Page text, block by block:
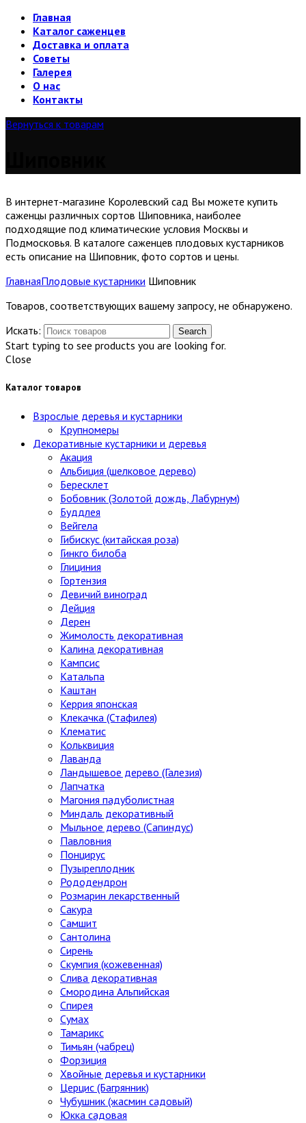
Главная
Каталог саженцев
Доставка и оплата
Советы
Галерея
О нас
Контакты
Вернуться к товарам
В интернет-магазине Королевский сад Вы можете купить
саженцы различных сортов Шиповника, наиболее
подходящие под климатические условия Москвы и
Подмосковья. В каталоге саженцев плодовых кустарников
есть описание на Шиповник, фото сортов и цены.
ГлавнаяПлодовые кустарники Шиповник
Товаров, соответствующих вашему запросу, не обнаружено.
Искать:
Search
Start typing to see products you are looking for.
Close
Каталог товаров
Взрослые деревья и кустарники
Крупномеры
Декоративные кустарники и деревья
Акация
Альбиция (шелковое дерево)
Бересклет
Бобовник (Золотой дождь, Лабурнум)
Буддлея
Вейгела
Гибискус (китайская роза)
Гинкго билоба
Глициния
Гортензия
Девичий виноград
Дейция
Дерен
Жимолость декоративная
Калина декоративная
Кампсис
Катальпа
Каштан
Керрия японская
Клекачка (Стафилея)
Клематис
Кольквиция
Лаванда
Ландышевое дерево (Галезия)
Лапчатка
Магония падуболистная
Миндаль декоративный
Мыльное дерево (Сапиндус)
Павловния
Понцирус
Пузыреплодник
Рододендрон
Розмарин лекарственный
Сакура
Самшит
Сантолина
Сирень
Скумпия (кожевенная)
Слива декоративная
Смородина Альпийская
Спирея
Сумах
Тамарикс
Тимьян (чабрец)
Форзиция
Хвойные деревья и кустарники
Церцис (Багрянник)
Чубушник (жасмин садовый)
Юкка садовая